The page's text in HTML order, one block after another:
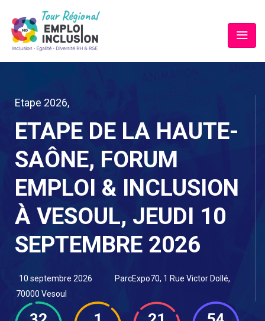
Etape 2026,
ETAPE DE LA HAUTE-
SAÔNE, FORUM
EMPLOI & INCLUSION
À VESOUL, JEUDI 10
SEPTEMBRE 2026
10 septembre 2026
ParcExpo70, 1 Rue Victor Dollé,
70000 Vesoul